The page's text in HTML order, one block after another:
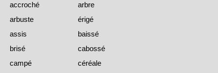
accroché
arbre
arbuste
érigé
assis
baissé
brisé
cabossé
campé
céréale